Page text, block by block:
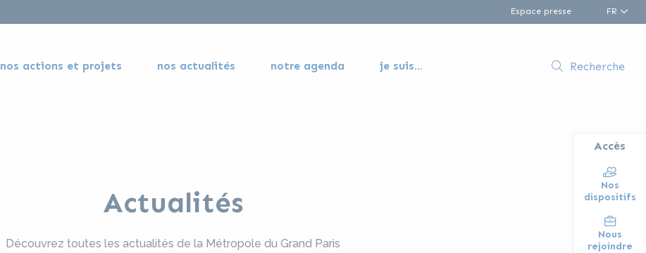
Espace presse FR
nos actions et projets nos actualités notre agenda je suis... Recherche
Accès
Nos
dispositifs
Nous
rejoindre
Actualités
Découvrez toutes les actualités de la Métropole du Grand Paris